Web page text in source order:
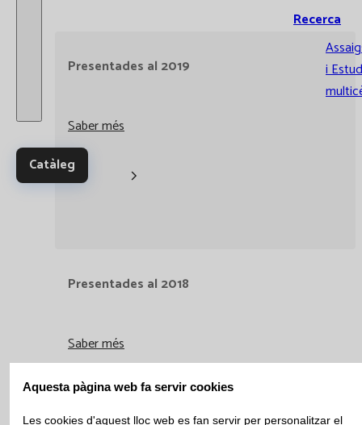
Recerca
i
Catàleg
Presentades al 2019
Saber més
Presentades al 2018
Saber més
Aquesta pàgina web fa servir cookies
Les cookies d'aquest lloc web es fan servir per personalitzar el